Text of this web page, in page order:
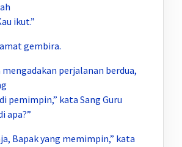
ikut.”
gembira.
perjalanan berdua,
pemimpin,” kata Sang Guru
apa?”
Bapak yang memimpin,” kata